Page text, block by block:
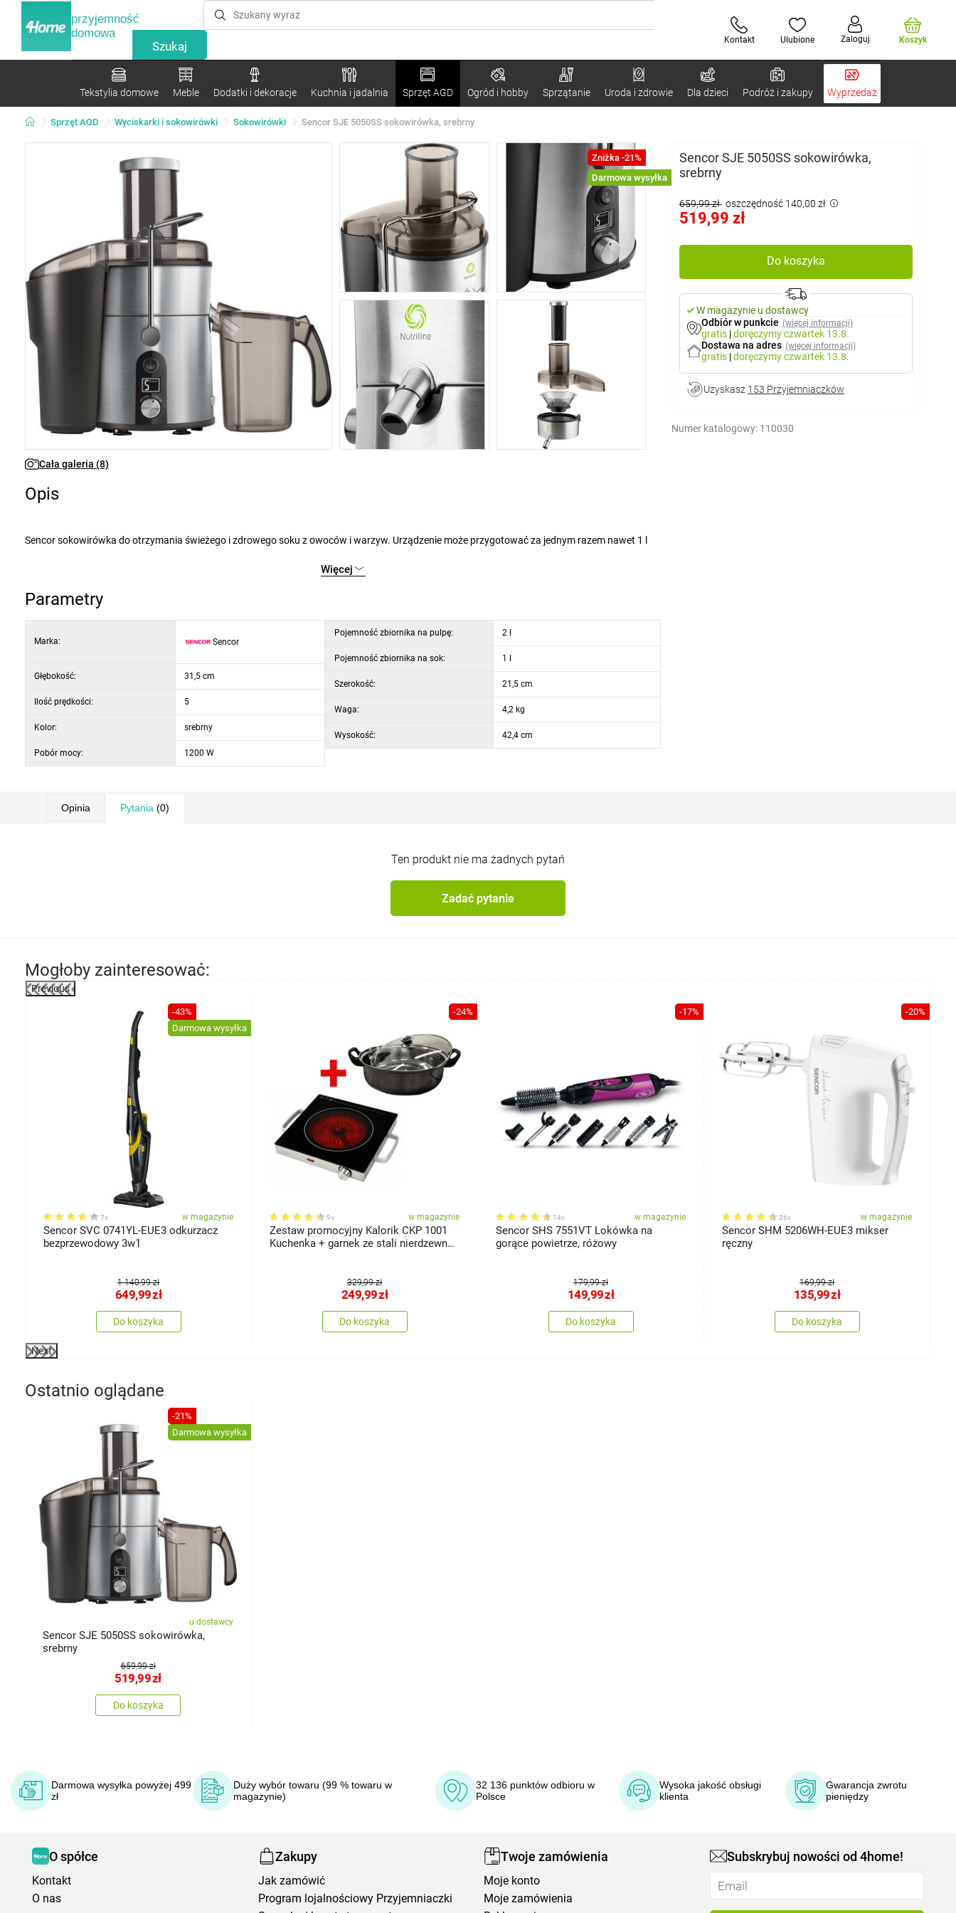
przyjemność
domowa
Kontakt Ulubione Zaloguj Koszyk
Tekstylia domowe Meble Dodatki i dekoracje Kuchnia i jadalnia Sprzęt AGD Ogród i hobby Sprzątanie Uroda i zdrowie Dla dzieci Podróż i zakupy Wyprzedaż
Sprzęt AGD Wyciskarki i sokowirówki Sokowirówki Sencor SJE 5050SS sokowirówka, srebrny
Zniżka -21%
Darmowa wysyłka
Cała galeria (8)
Sencor SJE 5050SS sokowirówka,
srebrny
659,99 zł oszczędność 140,00 zł
519,99 zł
Do koszyka
W magazynie u dostawcy
Odbiór w punkcie (więcej informacji)
gratis |doręczymyczwartek 13.8.
Dostawa na adres (więcej informacji)
gratis |doręczymyczwartek 13.8.
Uzyskasz 153 Przyjemniaczków
Numer katalogowy: 110030
Opis
Sencor sokowirówka do otrzymania świeżego i zdrowego soku z owoców i warzyw. Urządzenie może przygotować za jednym razem nawet 1 l
sterowanie cyfrowe z wyświetlaczem LCD
mikrositko filtrujące ze stali nierdzewnej do optymalnego wyciskania
przezroczyste wieko zapewniające dobrą widoczność i kontrolę nad przebiegiem wyciskania
łatwe czyszczenie wszystkich zdejmowanych części
długość przewodu zasilającego 1,2 m
poziom hałasu: 85 dB (A)
napięcie i częstotliwość: 220 - 240 V, 50/60Hz
Potrójna ochrana:
Więcej
Parametry
Marka: Sencor
Głębokość: 31,5 cm
Ilość prędkości: 5
Kolor: srebrny
Pobór mocy: 1200 W
Pojemność zbiornika na pulpę: 2 l
Pojemność zbiornika na sok: 1 l
Szerokość: 21,5 cm
Waga: 4,2 kg
Wysokość: 42,4 cm
Opinia Pytania (0)
Ten produkt nie ma żadnych pytań
Zadać pytanie
Mogłoby zainteresować:
Previous
-43%
Darmowa wysyłka
7x w magazynie
Sencor SVC 0741YL-EUE3 odkurzacz
bezprzewodowy 3w1
1 140,99 zł
649,99zł
Do koszyka
-24%
9x w magazynie
Zestaw promocyjny Kalorik CKP 1001
Kuchenka + garnek ze stali nierdzewnej
329,99 zł
249,99zł
Do koszyka
-17%
14x w magazynie
Sencor SHS 7551VT Lokówka na
gorące powietrze, różowy
179,99 zł
149,99zł
Do koszyka
-20%
26x w magazynie
Sencor SHM 5206WH-EUE3 mikser
ręczny
169,99 zł
135,99zł
Do koszyka
Next
Ostatnio oglądane
-21%
Darmowa wysyłka
u dostawcy
Sencor SJE 5050SS sokowirówka,
srebrny
659,99 zł
519,99zł
Do koszyka
Darmowa wysyłka powyżej 499
zł
Duży wybór towaru (99 % towaru w
magazynie)
32 136 punktów odbioru w
Polsce
Wysoka jakość obsługi
klienta
Gwarancja zwrotu
pieniędzy
O spółce
Kontakt
O nas
Zakupy
Jak zamówić
Program lojalnościowy Przyjemniaczki
Twoje zamówienia
Moje konto
Moje zamówienia
Subskrybuj nowości od 4home!